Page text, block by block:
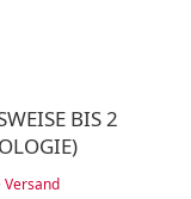
BIS 2
Versand